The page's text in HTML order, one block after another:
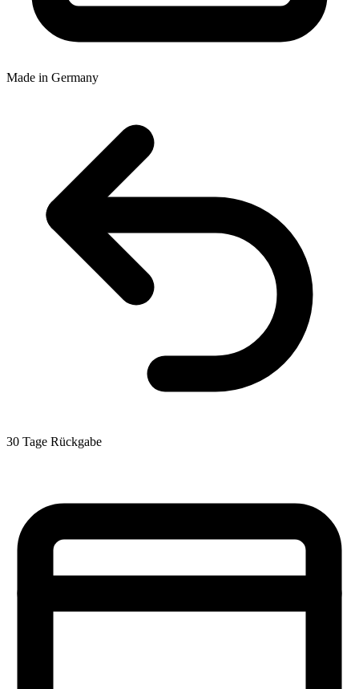
Made in Germany
30 Tage Rückgabe